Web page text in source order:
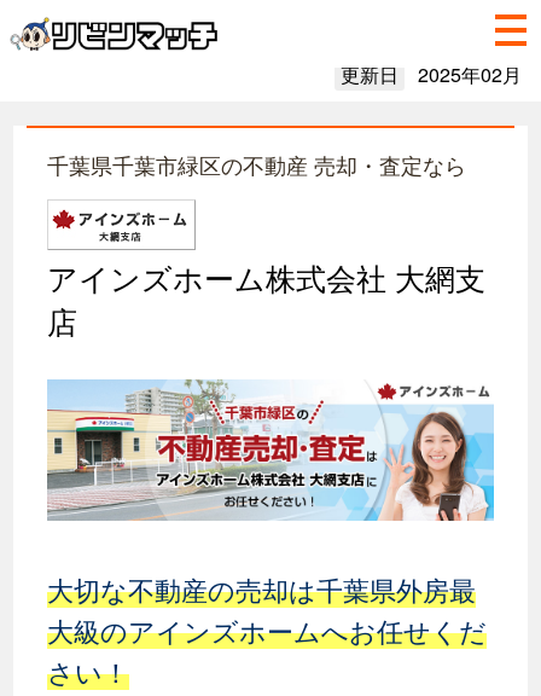
更新日 2025年02月
千葉県千葉市緑区の不動産 売却・査定なら
アインズホーム株式会社 大網支
店
大切な不動産の売却は千葉県外房最
大級のアインズホームへお任せくだ
さい！